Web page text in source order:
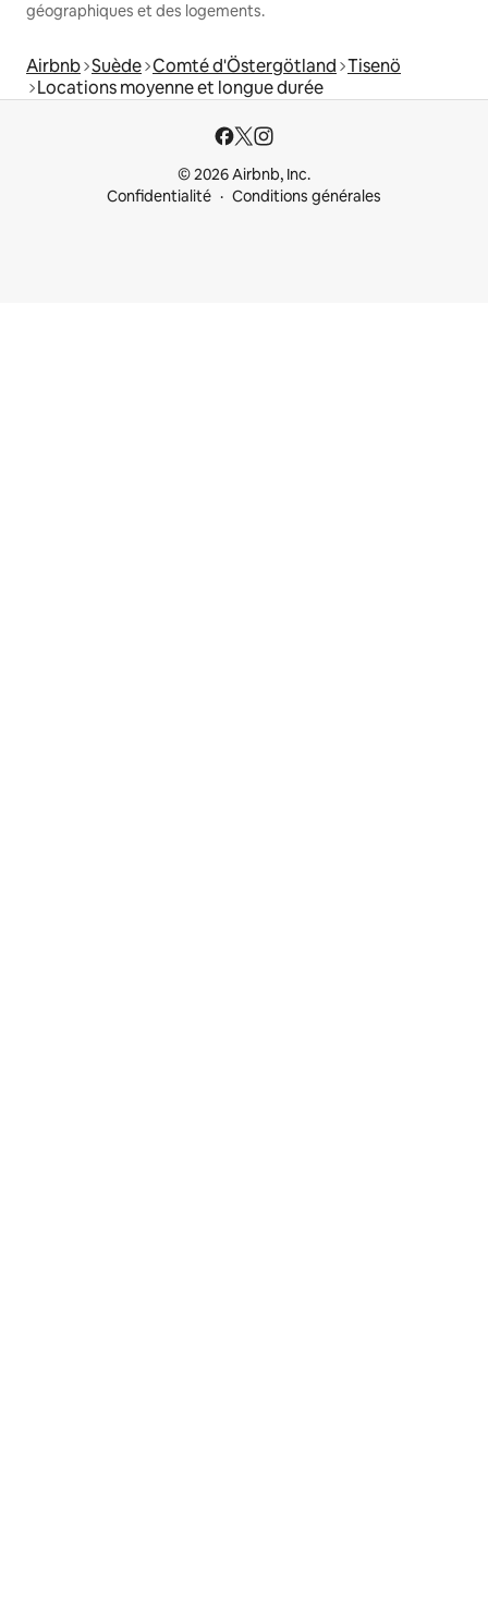
géographiques et des logements.
Airbnb Suède Comté d'Östergötland Tisenö
Locations moyenne et longue durée
© 2026 Airbnb, Inc.
Confidentialité
Conditions générales